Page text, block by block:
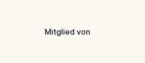
Mitglied von